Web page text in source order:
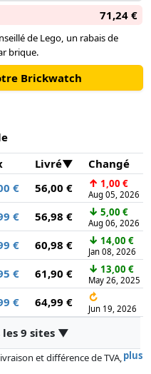
71,24 €
de Lego, un rabais de
brique.
Brickwatch
Livré
Changé
€ 56,00 € ↑ 1,00 €
Aug 05, 2026
€ 56,98 € ↓ 5,00 €
Aug 06, 2026
€ 60,98 € ↓ 14,00 €
Jan 08, 2026
€ 61,90 € ↓ 13,00 €
May 26, 2025
€ 64,99 € ↻
Jun 19, 2026
9 sites ▼
plus
et différence de TVA,